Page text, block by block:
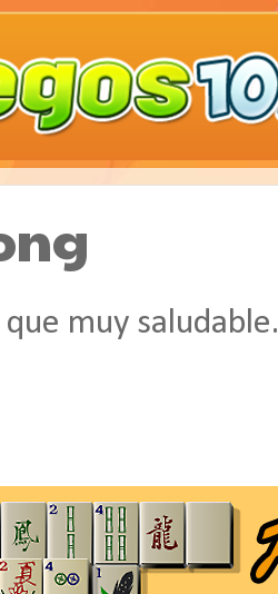
muy saludable.